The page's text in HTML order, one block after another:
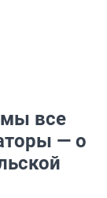
мы все
— о